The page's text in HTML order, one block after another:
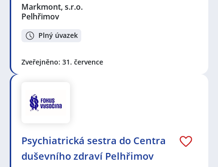
Markmont, s.r.o.
Pelhřimov
Plný úvazek
Zveřejněno: 31. července
Psychiatrická sestra do Centra
duševního zdraví Pelhřimov